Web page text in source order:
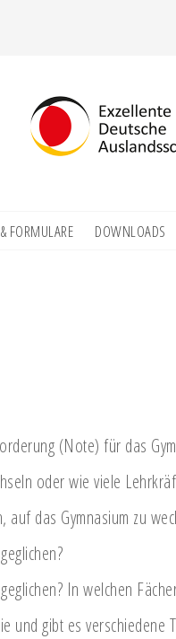
FORMULARE DOWNLOADS
(Note) für das
oder wie viele
auf das Gymnasium zu
In welchen
und gibt es verschiedene